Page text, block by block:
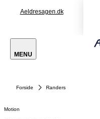
Aeldresagen.dk
MENU
Forside Randers
Motion